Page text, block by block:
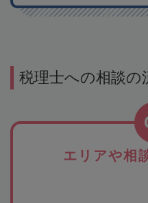
税理士への相談の
エリアや相